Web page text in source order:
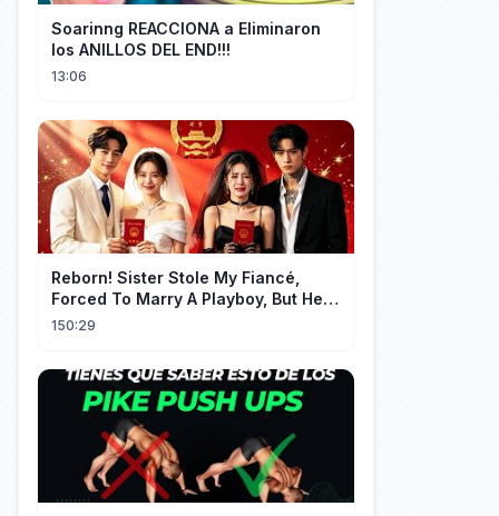
Soarinng REACCIONA a Eliminaron
los ANILLOS DEL END!!!
13:06
Reborn! Sister Stole My Fiancé,
Forced To Marry A Playboy, But He
Doted On Me Like A Princess!
150:29